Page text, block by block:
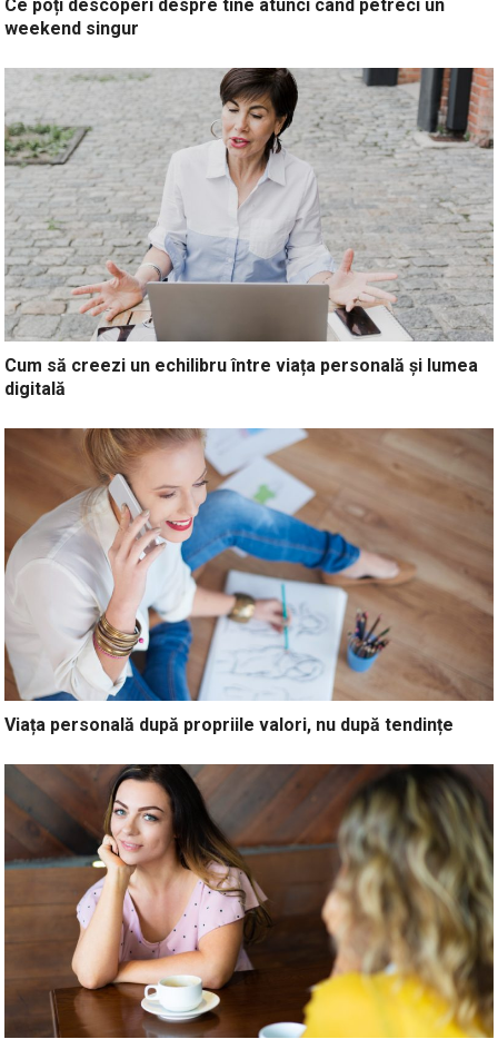
Ce poți descoperi despre tine atunci când petreci un
weekend singur
Cum să creezi un echilibru între viața personală și lumea
digitală
Viața personală după propriile valori, nu după tendințe